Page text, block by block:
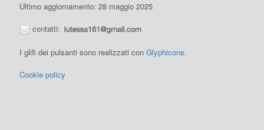
Ultimo aggiornamento: 28 maggio 2025
contatti:
I glifi dei pulsanti sono realizzati conGlyphicons.
Cookie policy